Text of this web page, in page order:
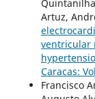
Artuz,
ventricular
Caracas:
Francisco